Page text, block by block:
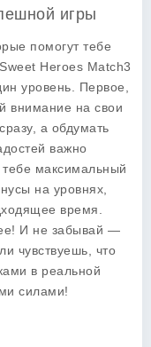
игры
помогут тебе
Heroes Match3
уровень. Первое,
внимание на свои
а обдумать
важно
максимальный
на уровнях,
время.
И не забывай —
чувствуешь, что
в реальной
силами!